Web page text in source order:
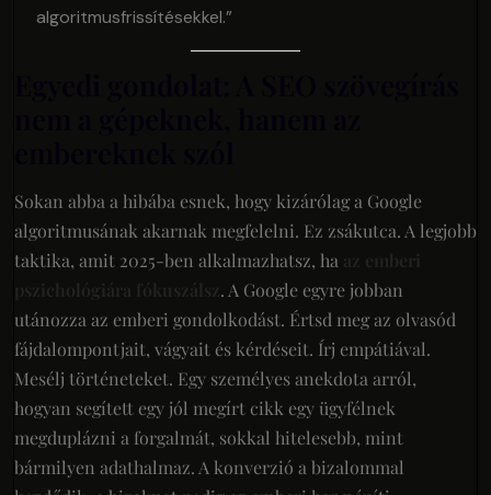
algoritmusfrissítésekkel.”
Sokan abba a hibába esnek, hogy kizárólag a Google
algoritmusának akarnak megfelelni. Ez zsákutca. A legjobb
taktika, amit 2025-ben alkalmazhatsz, ha
az emberi
pszichológiára fókuszálsz . A Google egyre jobban
utánozza az emberi gondolkodást. Értsd meg az olvasód
fájdalompontjait, vágyait és kérdéseit. Írj empátiával.
Mesélj történeteket. Egy személyes anekdota arról,
hogyan segített egy jól megírt cikk egy ügyfélnek
megduplázni a forgalmát, sokkal hitelesebb, mint
bármilyen adathalmaz. A konverzió a bizalommal